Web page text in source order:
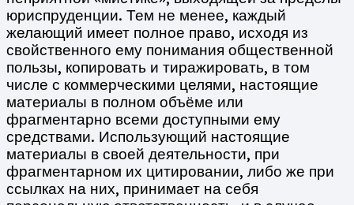
юриспруденции. Тем не менее, каждый
желающий имеет полное право, исходя из
свойственного ему понимания общественной
пользы, копировать и тиражировать, в том
числе с коммерческими целями, настоящие
материалы в полном объёме или
фрагментарно всеми доступными ему
средствами. Использующий настоящие
материалы в своей деятельности, при
фрагментарном их цитировании, либо же при
ссылках на них, принимает на себя